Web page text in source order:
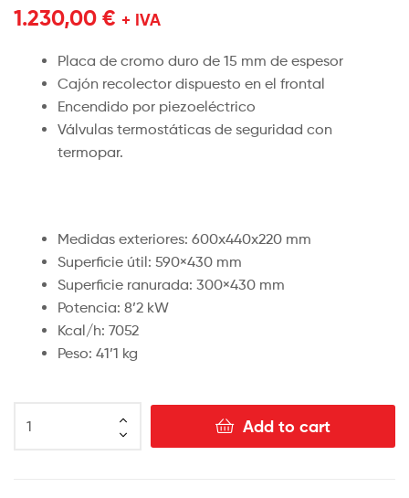
1.230,00 € + IVA
Placa de cromo duro de 15 mm de espesor
Cajón recolector dispuesto en el frontal
Encendido por piezoeléctrico
Válvulas termostáticas de seguridad con
termopar.
Medidas exteriores: 600x440x220 mm
Superficie útil: 590×430 mm
Superficie ranurada: 300×430 mm
Potencia: 8’2 kW
Kcal/h: 7052
Peso: 41’1 kg
Add to cart